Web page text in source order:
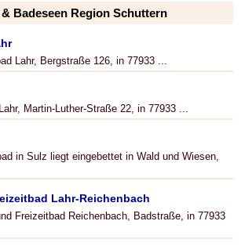
Badeseen Region Schuttern
Lahr, Bergstraße 126, in 77933 ...
Martin-Luther-Straße 22, in 77933 ...
in Sulz liegt eingebettet in Wald und Wiesen,
Lahr-Reichenbach
Freizeitbad Reichenbach, Badstraße, in 77933